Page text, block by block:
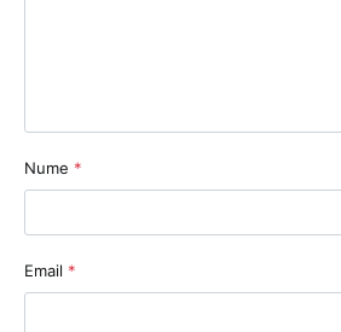
Nume *
Email *